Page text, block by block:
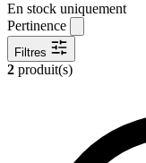
En stock uniquement
Pertinence
Filtres
2 produit(s)